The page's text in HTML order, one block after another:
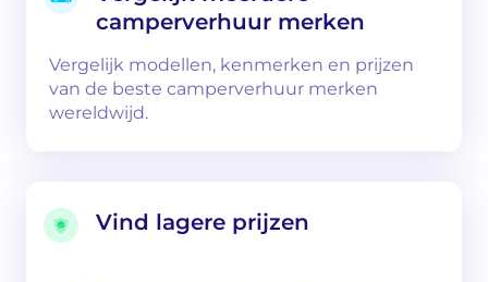
camperverhuur merken
Vergelijk modellen, kenmerken en prijzen
van de beste camperverhuur merken
wereldwijd.
Vind lagere prijzen